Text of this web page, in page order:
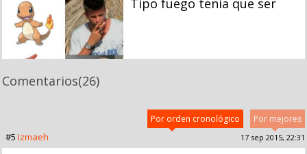
Comentarios(26)
Por mejores
Por orden cronológico
#5 Izmaeh 17 sep 2015, 22:31